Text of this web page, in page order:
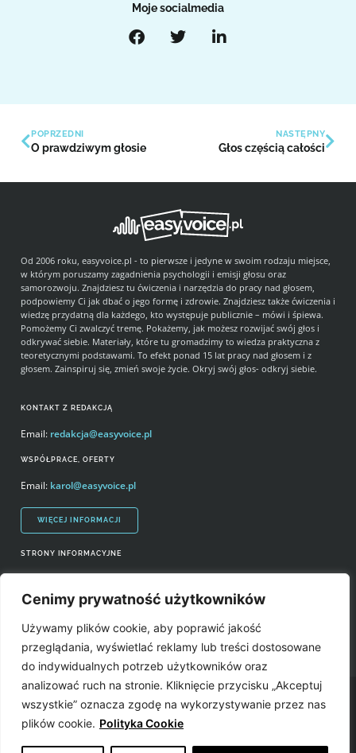
Cenimy prywatność użytkowników
Używamy plików cookie, aby poprawić jakość
przeglądania, wyświetlać reklamy lub treści dostosowane
do indywidualnych potrzeb użytkowników oraz
analizować ruch na stronie. Kliknięcie przycisku „Akceptuj
wszystkie” oznacza zgodę na wykorzystywanie przez nas
plików cookie. Polityka Cookie
Moje socialmedia
POPRZEDNI
O prawdziwym głosie
NASTĘPNY
Głos częścią całości
STRONY INFORMACYJNE
Prawa autorskie i wykorzystywanie treści serwisu
Źródła
KONTAKT Z REDAKCJĄ
Email: redakcja@easyvoice.pl
WSPÓŁPRACE, OFERTY
Email: karol@easyvoice.pl
WIĘCEJ INFORMACJI
Od 2006 roku, easyvoice.pl - to pierwsze i jedyne w swoim rodzaju miejsce,
w którym poruszamy zagadnienia psychologii i emisji głosu oraz
samorozwoju. Znajdziesz tu ćwiczenia i narzędzia do pracy nad głosem,
podpowiemy Ci jak dbać o jego formę i zdrowie. Znajdziesz także ćwiczenia i
wiedzę przydatną dla każdego, kto występuje publicznie – mówi i śpiewa.
Pomożemy Ci zwalczyć tremę. Pokażemy, jak możesz rozwijać swój głos i
odkrywać siebie. Materiały, które tu gromadzimy to wiedza praktyczna z
teoretycznymi podstawami. To efekt ponad 15 lat pracy nad głosem i z
głosem. Zainspiruj się, zmień swoje życie. Okryj swój głos- odkryj siebie.
Easyvoice.pl © 2006-2022. Wszystkie prawa zastrzeżone. Stronę zrobiły: